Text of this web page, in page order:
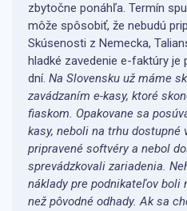
zbytočne ponáhľa. Termín
môže spôsobiť, že nebudú
Skúsenosti z Nemecka,
hladké zavedenie e-faktúry je
dní. Na Slovensku už máme
zavádzaním e-kasy, ktoré
fiaskom. Opakovane sa
kasy, neboli na trhu dostupné
pripravené softvéry a nebol
sprevádzkovali zariadenia.
náklady pre podnikateľov boli
než pôvodné odhady. Ak sa